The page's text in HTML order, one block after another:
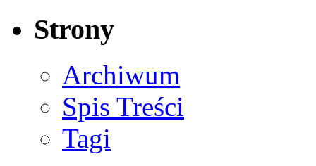
Strony
Archiwum
Spis Treści
Tagi